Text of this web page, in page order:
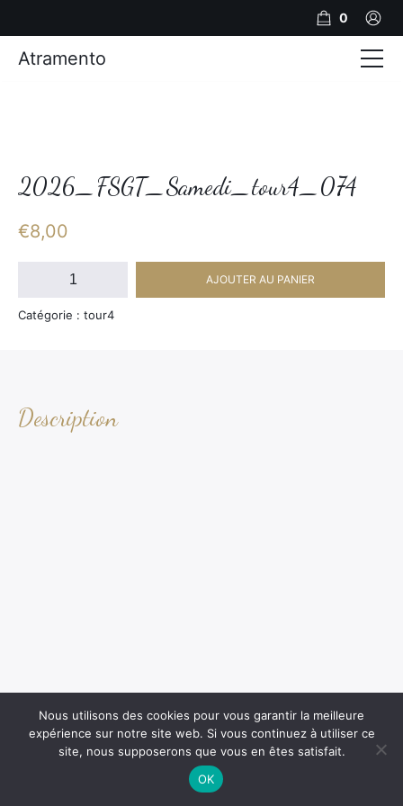
2026_FSGT_Samedi_tour4_074
€8,00
quantité
2026_FSGT_Samedi_tour4_074
AJOUTER AU PANIER
Catégorie : tour4
Description
0
Atramento
Photos
Nous utilisons des cookies pour vous garantir la meilleure
expérience sur notre site web. Si vous continuez à utiliser ce
site, nous supposerons que vous en êtes satisfait.
OK